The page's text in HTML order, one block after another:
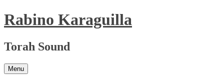
Pular
para
conteúdo
Rabino Karaguilla
Torah Sound
Menu